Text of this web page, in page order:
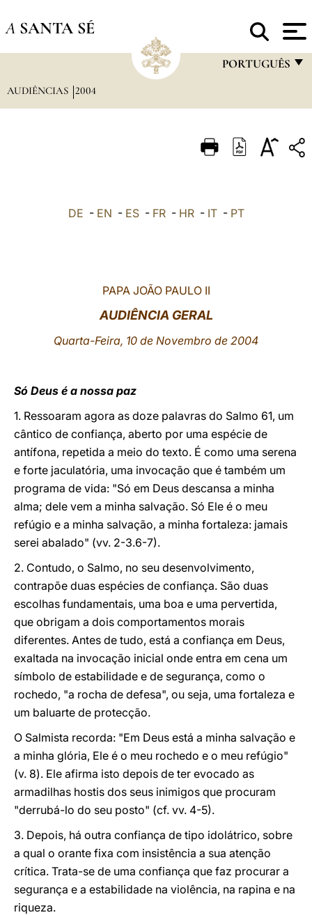
A SANTA SÉ
PORTUGUÊS
ITALIANO
LATINE
AUDIÊNCIAS 2004
DE - EN - ES- FR- HR- IT- PT
PAPA JOÃO PAULO II
AUDIÊNCIA GERAL
Quarta-Feira, 10 de Novembro de 2004
Só Deus é a nossa paz
1. Ressoaram agora as doze palavras do Salmo 61, um
cântico de confiança, aberto por uma espécie de
antífona, repetida a meio do texto. É como uma serena
e forte jaculatória, uma invocação que é também um
programa de vida: "Só em Deus descansa a minha
alma; dele vem a minha salvação. Só Ele é o meu
refúgio e a minha salvação, a minha fortaleza: jamais
serei abalado" (vv. 2-3.6-7).
2. Contudo, o Salmo, no seu desenvolvimento,
contrapõe duas espécies de confiança. São duas
escolhas fundamentais, uma boa e uma pervertida,
que obrigam a dois comportamentos morais
diferentes. Antes de tudo, está a confiança em Deus,
exaltada na invocação inicial onde entra em cena um
símbolo de estabilidade e de segurança, como o
rochedo, "a rocha de defesa", ou seja, uma fortaleza e
um baluarte de protecção.
O Salmista recorda: "Em Deus está a minha salvação e
a minha glória, Ele é o meu rochedo e o meu refúgio"
(v. 8). Ele afirma isto depois de ter evocado as
armadilhas hostis dos seus inimigos que procuram
"derrubá-lo do seu posto" (cf. vv. 4-5).
3. Depois, há outra confiança de tipo idolátrico, sobre
a qual o orante fixa com insistência a sua atenção
crítica. Trata-se de uma confiança que faz procurar a
segurança e a estabilidade na violência, na rapina e na
riqueza.